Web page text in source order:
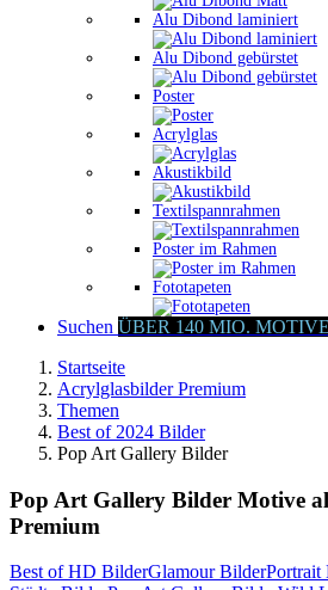
Alu Dibond laminiert
Alu Dibond gebürstet
Poster
Acrylglas
Akustikbild
Textilspannrahmen
Poster im Rahmen
Fototapeten
Suchen ÜBER 140 MIO. MOTIVE
Startseite
Acrylglasbilder Premium
Themen
Best of 2024 Bilder
Pop Art Gallery Bilder
Pop Art Gallery Bilder Motive
Premium
Best of HD BilderGlamour BilderPortrait